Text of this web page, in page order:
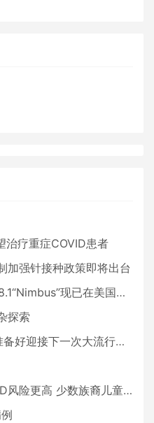
治疗重症COVID患者
加强针接种政策即将出台
现已在美国占据主导地位
探索
迎接下一次大流行了吗？
更高 少数族裔儿童存在差异